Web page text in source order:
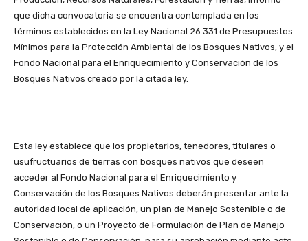
que dicha convocatoria se encuentra contemplada en los
términos establecidos en la Ley Nacional 26.331 de Presupuestos
Mínimos para la Protección Ambiental de los Bosques Nativos, y el
Fondo Nacional para el Enriquecimiento y Conservación de los
Bosques Nativos creado por la citada ley.
Esta ley establece que los propietarios, tenedores, titulares o
usufructuarios de tierras con bosques nativos que deseen
acceder al Fondo Nacional para el Enriquecimiento y
Conservación de los Bosques Nativos deberán presentar ante la
autoridad local de aplicación, un plan de Manejo Sostenible o de
Conservación, o un Proyecto de Formulación de Plan de Manejo